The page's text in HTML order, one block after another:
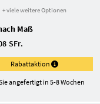
+ viele weitere Optionen
Maß
SFr.
Rabattaktion
angefertigt in 5-8 Wochen